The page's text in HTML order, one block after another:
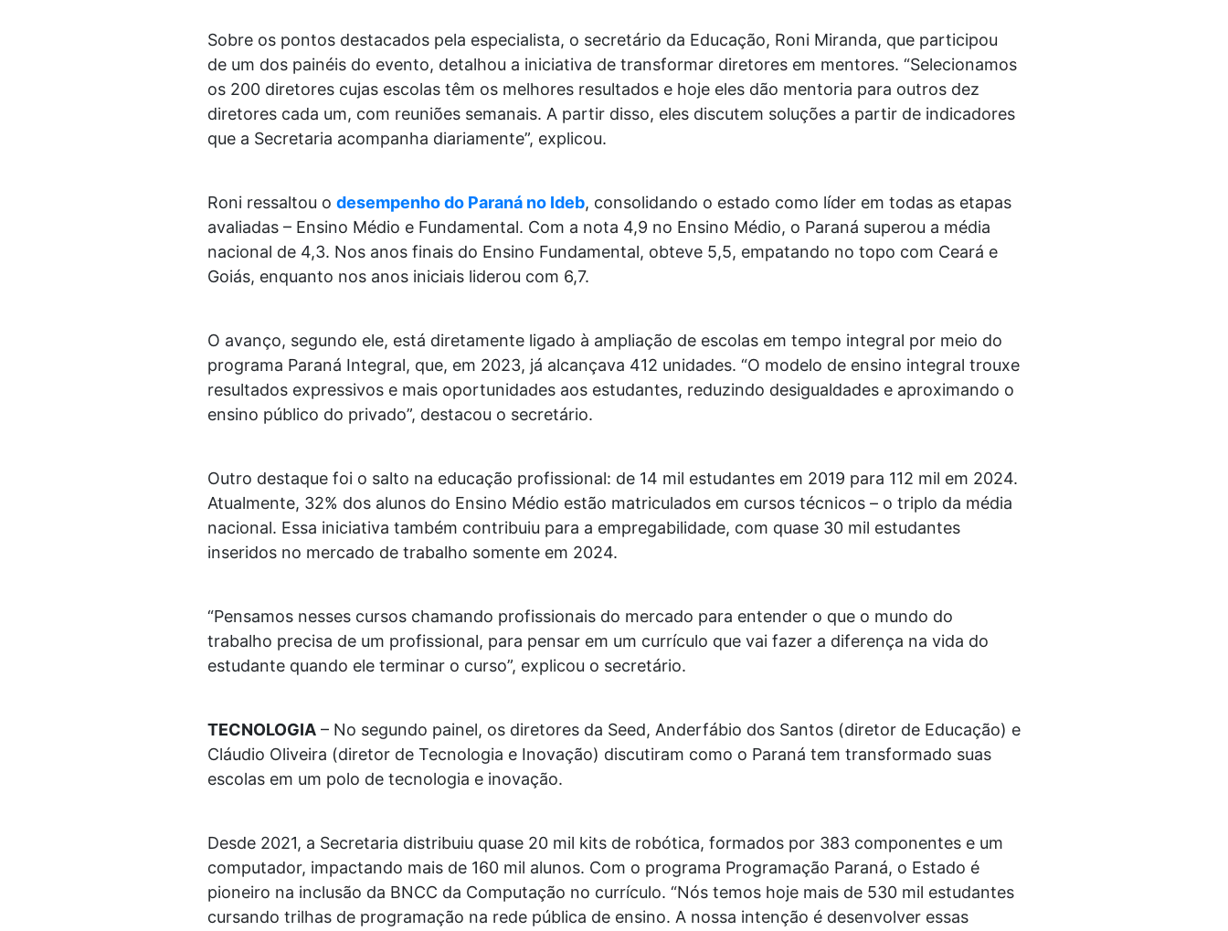
Sobre os pontos destacados pela especialista, o secretário da Educação, Roni Miranda, que participou
de um dos painéis do evento, detalhou a iniciativa de transformar diretores em mentores. “Selecionamos
os 200 diretores cujas escolas têm os melhores resultados e hoje eles dão mentoria para outros dez
diretores cada um, com reuniões semanais. A partir disso, eles discutem soluções a partir de indicadores
que a Secretaria acompanha diariamente”, explicou.
Roni ressaltou o desempenho do Paraná no Ideb, consolidando o estado como líder em todas as etapas
avaliadas – Ensino Médio e Fundamental. Com a nota 4,9 no Ensino Médio, o Paraná superou a média
nacional de 4,3. Nos anos finais do Ensino Fundamental, obteve 5,5, empatando no topo com Ceará e
Goiás, enquanto nos anos iniciais liderou com 6,7.
O avanço, segundo ele, está diretamente ligado à ampliação de escolas em tempo integral por meio do
programa Paraná Integral, que, em 2023, já alcançava 412 unidades. “O modelo de ensino integral trouxe
resultados expressivos e mais oportunidades aos estudantes, reduzindo desigualdades e aproximando o
ensino público do privado”, destacou o secretário.
Outro destaque foi o salto na educação profissional: de 14 mil estudantes em 2019 para 112 mil em 2024.
Atualmente, 32% dos alunos do Ensino Médio estão matriculados em cursos técnicos – o triplo da média
nacional. Essa iniciativa também contribuiu para a empregabilidade, com quase 30 mil estudantes
inseridos no mercado de trabalho somente em 2024.
“Pensamos nesses cursos chamando profissionais do mercado para entender o que o mundo do
trabalho precisa de um profissional, para pensar em um currículo que vai fazer a diferença na vida do
estudante quando ele terminar o curso”, explicou o secretário.
TECNOLOGIA – No segundo painel, os diretores da Seed, Anderfábio dos Santos (diretor de Educação) e
Cláudio Oliveira (diretor de Tecnologia e Inovação) discutiram como o Paraná tem transformado suas
escolas em um polo de tecnologia e inovação.
Desde 2021, a Secretaria distribuiu quase 20 mil kits de robótica, formados por 383 componentes e um
computador, impactando mais de 160 mil alunos. Com o programa Programação Paraná, o Estado é
pioneiro na inclusão da BNCC da Computação no currículo. “Nós temos hoje mais de 530 mil estudantes
cursando trilhas de programação na rede pública de ensino. A nossa intenção é desenvolver essas